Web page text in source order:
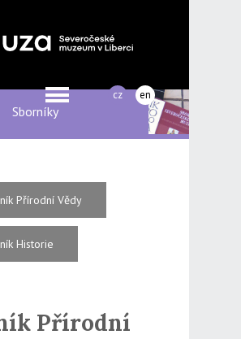
cz en
Sborníky
Přírodní Vědy
Historie
Přírodní